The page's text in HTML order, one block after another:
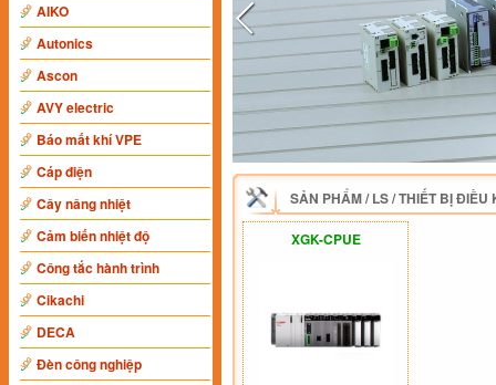
AIKO
Autonics
Ascon
AVY electric
Báo mất khí VPE
Cáp điện
Cây nâng nhiệt
Cảm biến nhiệt độ
Công tắc hành trình
Cikachi
DECA
Đèn công nghiệp
SẢN PHẨM/LS/THIẾT BỊ ĐIỀU
XGK-CPUE